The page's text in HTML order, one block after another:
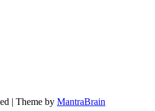
| Theme by MantraBrain